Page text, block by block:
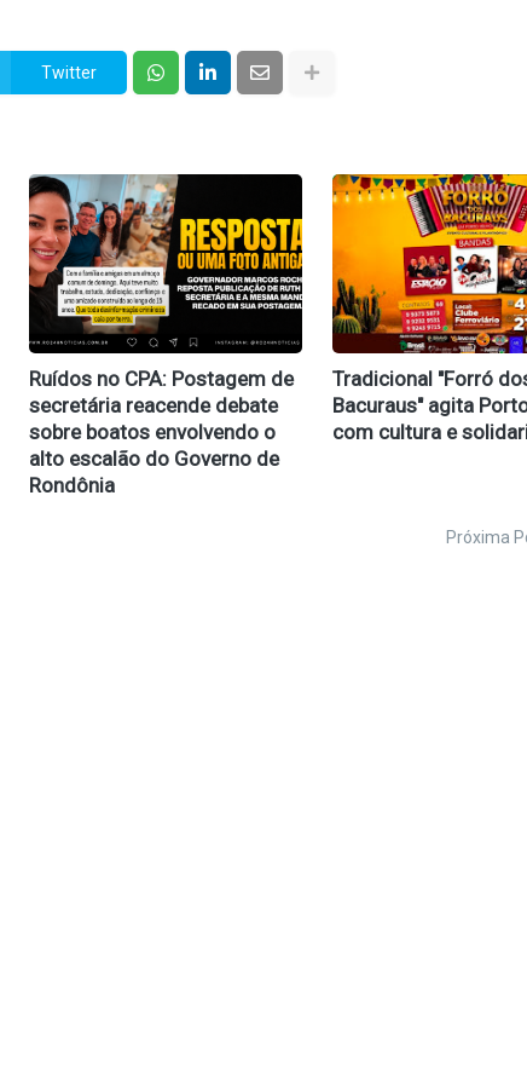
Twitter
Ruídos no CPA: Postagem de
secretária reacende debate
sobre boatos envolvendo o
alto escalão do Governo de
Rondônia
Tradicional "Forró
Bacuraus" agita
com cultura e
Próxima